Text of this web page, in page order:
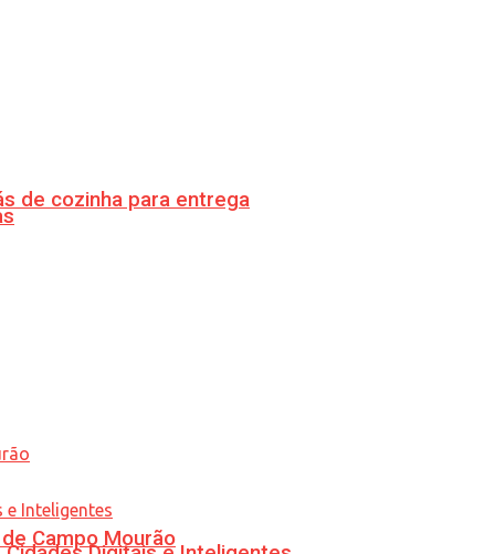
de cozinha para entrega
Campo Mourão